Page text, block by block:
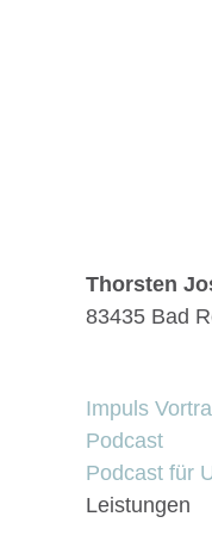
Thorsten
83435 Bad
Impuls
Podcast
Podcast für
Leistungen